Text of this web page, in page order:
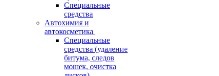
Специальные
средства
Автохимия и
автокосметика
Специальные
средства (удаление
битума, следов
мошек, очистка